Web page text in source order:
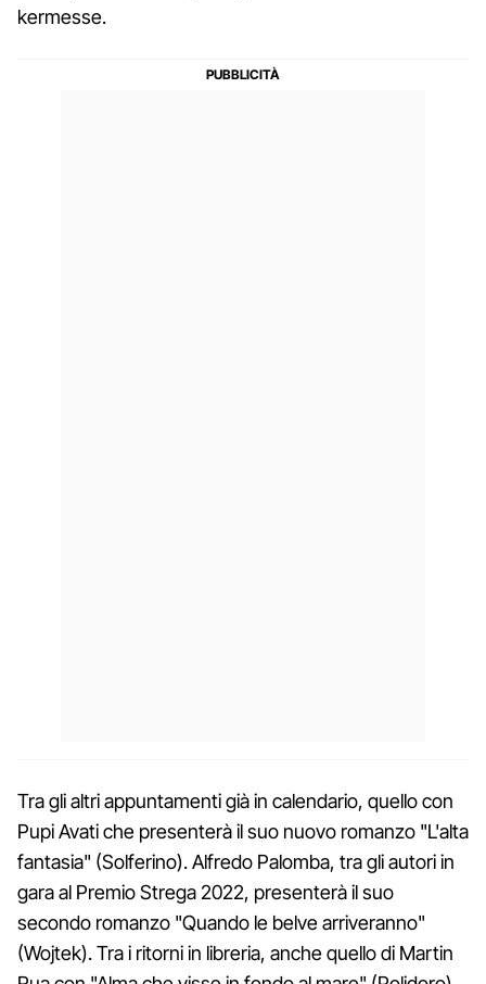
kermesse.
Tra gli altri appuntamenti già in calendario, quello con
Pupi Avati che presenterà il suo nuovo romanzo "L'alta
fantasia" (Solferino). Alfredo Palomba, tra gli autori in
gara al Premio Strega 2022, presenterà il suo
secondo romanzo "Quando le belve arriveranno"
(Wojtek). Tra i ritorni in libreria, anche quello di Martin